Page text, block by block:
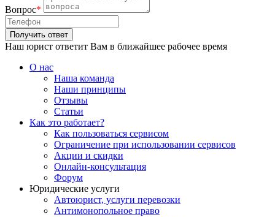
Вопрос*
Наш юрист ответит Вам в ближайшее рабочее время
О нас
Наша команда
Наши принципы
Отзывы
Статьи
Как это работает?
Как пользоваться сервисом
Ограничение при использовании сервисов
Акции и скидки
Онлайн-консультация
Форум
Юридические услуги
Автоюрист, услуги перевозки
Антимонопольное право